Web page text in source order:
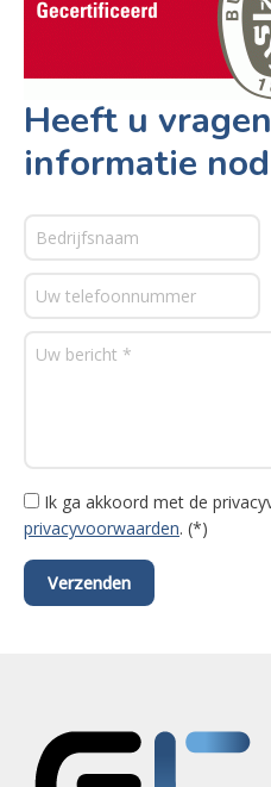
Heeft u
informatie
Ik ga akkoord met de
privacyvoorwaarden. (*)